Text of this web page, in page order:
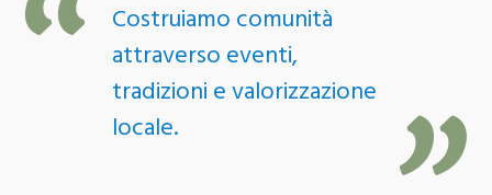
Costruiamo comunità
attraverso eventi,
tradizioni e valorizzazione
locale.